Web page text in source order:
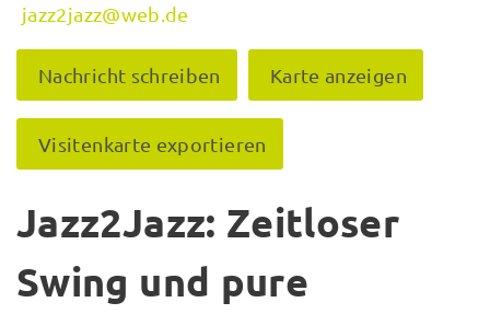
jazz2jazz@web.de
Nachricht schreiben Karte anzeigen
Visitenkarte exportieren
Jazz2Jazz: Zeitloser
Swing und pure